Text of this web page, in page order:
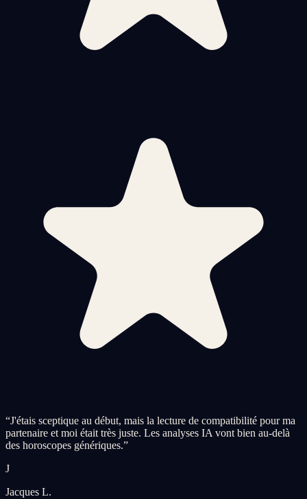
“J'étais sceptique au début, mais la lecture de compatibilité pour ma
partenaire et moi était très juste. Les analyses IA vont bien au-delà
des horoscopes génériques.”
J
Jacques L.